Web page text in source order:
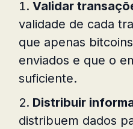
Validar
validade de cada
que apenas
enviados e que o
suficiente.
Distribuir
distribuem dados